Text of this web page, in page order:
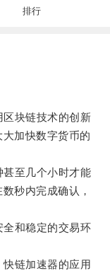
排行
块链技术的创新
加快数字货币的
至几个小时才能
秒内完成确认，
和稳定的交易环
链加速器的应用